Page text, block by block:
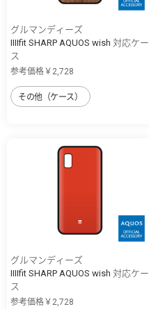
グルマンディーズ
IIIIfit SHARP AQUOS wish 対応ケー
ス
参考価格￥2,728
その他（ケース）
グルマンディーズ
IIIIfit SHARP AQUOS wish 対応ケー
ス
参考価格￥2,728